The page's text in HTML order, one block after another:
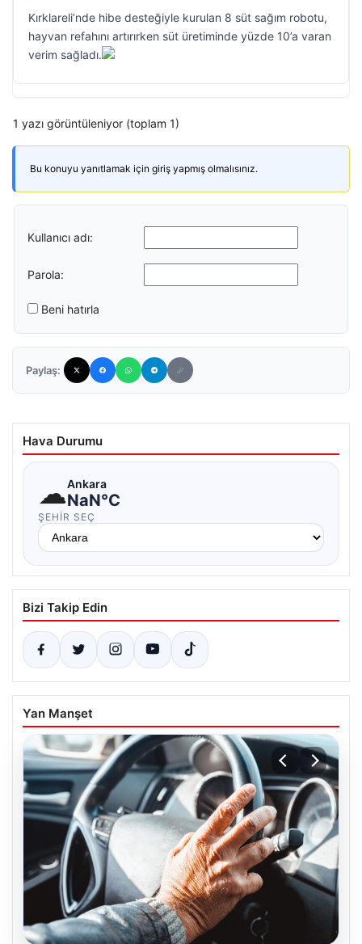
Kırklareli’nde hibe desteğiyle kurulan 8 süt sağım robotu,
hayvan refahını artırırken süt üretiminde yüzde 10’a varan
verim sağladı.
1 yazı görüntüleniyor (toplam 1)
Bu konuyu yanıtlamak için giriş yapmış olmalısınız.
Kullanıcı adı:
Parola:
Beni hatırla
Paylaş:
Hava Durumu
☁Ankara
NaN°C
ŞEHIR SEÇ
Bizi Takip Edin
Yan Manşet